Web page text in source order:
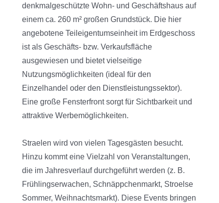
denkmalgeschützte Wohn- und Geschäftshaus auf
einem ca. 260 m² großen Grundstück. Die hier
angebotene Teileigentumseinheit im Erdgeschoss
ist als Geschäfts- bzw. Verkaufsfläche
ausgewiesen und bietet vielseitige
Nutzungsmöglichkeiten (ideal für den
Einzelhandel oder den Dienstleistungssektor).
Eine große Fensterfront sorgt für Sichtbarkeit und
attraktive Werbemöglichkeiten.
Straelen wird von vielen Tagesgästen besucht.
Hinzu kommt eine Vielzahl von Veranstaltungen,
die im Jahresverlauf durchgeführt werden (z. B.
Frühlingserwachen, Schnäppchenmarkt, Stroelse
Sommer, Weihnachtsmarkt). Diese Events bringen